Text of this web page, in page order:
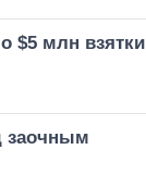
$5 млн взятки
заочным